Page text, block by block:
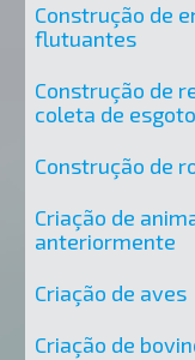
Construção de
flutuantes
Construção de
coleta de
Construção de
Criação de
anteriormente
Criação de aves
Criação de